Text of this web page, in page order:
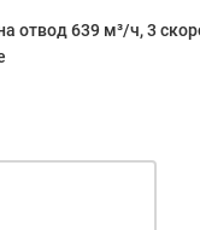
отвод 639 м³/ч, 3